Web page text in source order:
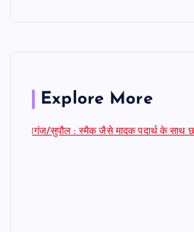
Explore More